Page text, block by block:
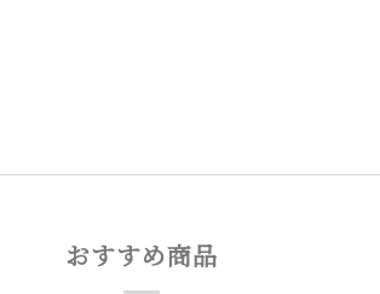
おすすめ商品